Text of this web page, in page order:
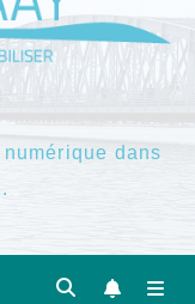
dans